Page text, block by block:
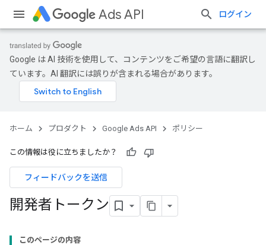
Ads API ログイン
Google は AI 技術を使用して、コンテンツをご希望の言語に翻訳し
ています。AI 翻訳には誤りが含まれる場合があります。
ホーム プロダクト Google Ads API ポリシー
この情報は役に立ちましたか？
フィードバックを送信
開発者トークン
このページの内容